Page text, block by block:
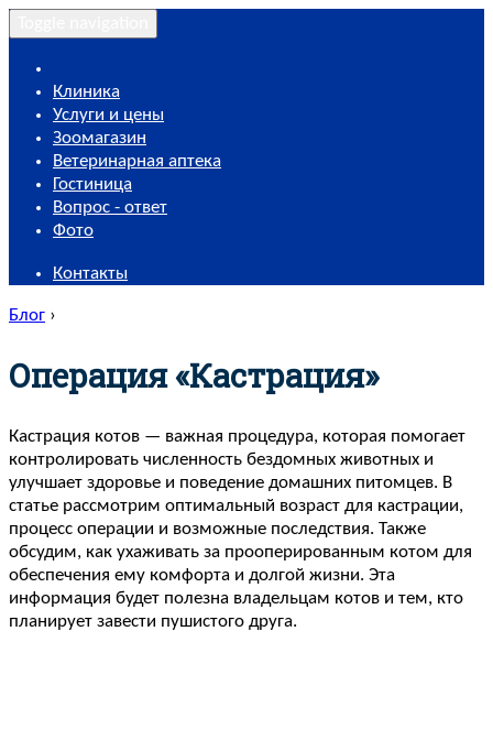
Клиника
Услуги и цены
Зоомагазин
Ветеринарная аптека
Гостиница
Вопрос - ответ
Фото
Контакты
Блог ›
Операция «Кастрация»
Кастрация котов — важная процедура, которая помогает
контролировать численность бездомных животных и
улучшает здоровье и поведение домашних питомцев. В
статье рассмотрим оптимальный возраст для кастрации,
процесс операции и возможные последствия. Также
обсудим, как ухаживать за прооперированным котом для
обеспечения ему комфорта и долгой жизни. Эта
информация будет полезна владельцам котов и тем, кто
планирует завести пушистого друга.